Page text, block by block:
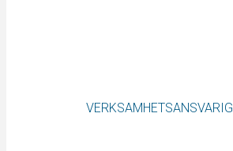
VERKSAMHETSANSVARIG